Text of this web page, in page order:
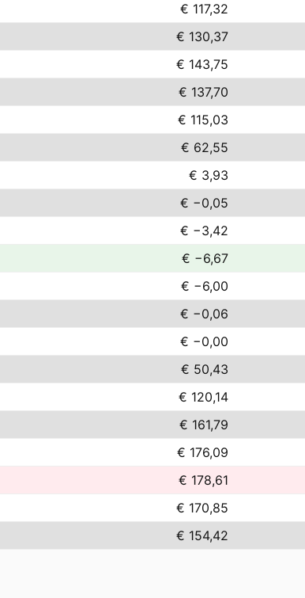
€ 117,32
€ 130,37
€ 143,75
€ 137,70
€ 115,03
€ 62,55
€ 3,93
€ −0,05
€ −3,42
€ −6,67
€ −6,00
€ −0,06
€ −0,00
€ 50,43
€ 120,14
€ 161,79
€ 176,09
€ 178,61
€ 170,85
€ 154,42